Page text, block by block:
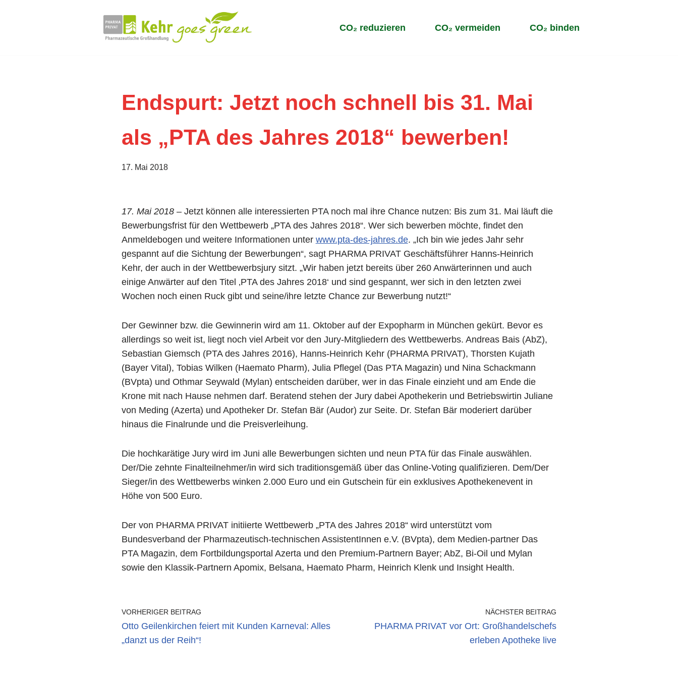
CO₂ reduzieren CO₂ vermeiden CO₂ binden
Endspurt: Jetzt noch schnell bis 31. Mai
als „PTA des Jahres 2018“ bewerben!
17. Mai 2018
17. Mai 2018 – Jetzt können alle interessierten PTA noch mal ihre Chance nutzen: Bis zum 31. Mai läuft die
Bewerbungsfrist für den Wettbewerb „PTA des Jahres 2018“. Wer sich bewerben möchte, findet den
Anmeldebogen und weitere Informationen unter www.pta-des-jahres.de. „Ich bin wie jedes Jahr sehr
gespannt auf die Sichtung der Bewerbungen“, sagt PHARMA PRIVAT Geschäftsführer Hanns-Heinrich
Kehr, der auch in der Wettbewerbsjury sitzt. „Wir haben jetzt bereits über 260 Anwärterinnen und auch
einige Anwärter auf den Titel ‚PTA des Jahres 2018‘ und sind gespannt, wer sich in den letzten zwei
Wochen noch einen Ruck gibt und seine/ihre letzte Chance zur Bewerbung nutzt!“
Der Gewinner bzw. die Gewinnerin wird am 11. Oktober auf der Expopharm in München gekürt. Bevor es
allerdings so weit ist, liegt noch viel Arbeit vor den Jury-Mitgliedern des Wettbewerbs. Andreas Bais (AbZ),
Sebastian Giemsch (PTA des Jahres 2016), Hanns-Heinrich Kehr (PHARMA PRIVAT), Thorsten Kujath
(Bayer Vital), Tobias Wilken (Haemato Pharm), Julia Pflegel (Das PTA Magazin) und Nina Schackmann
(BVpta) und Othmar Seywald (Mylan) entscheiden darüber, wer in das Finale einzieht und am Ende die
Krone mit nach Hause nehmen darf. Beratend stehen der Jury dabei Apothekerin und Betriebswirtin Juliane
von Meding (Azerta) und Apotheker Dr. Stefan Bär (Audor) zur Seite. Dr. Stefan Bär moderiert darüber
hinaus die Finalrunde und die Preisverleihung.
Die hochkarätige Jury wird im Juni alle Bewerbungen sichten und neun PTA für das Finale auswählen.
Der/Die zehnte Finalteilnehmer/in wird sich traditionsgemäß über das Online-Voting qualifizieren. Dem/Der
Sieger/in des Wettbewerbs winken 2.000 Euro und ein Gutschein für ein exklusives Apothekenevent in
Höhe von 500 Euro.
Der von PHARMA PRIVAT initiierte Wettbewerb „PTA des Jahres 2018“ wird unterstützt vom
Bundesverband der Pharmazeutisch-technischen AssistentInnen e.V. (BVpta), dem Medien-partner Das
PTA Magazin, dem Fortbildungsportal Azerta und den Premium-Partnern Bayer; AbZ, Bi-Oil und Mylan
sowie den Klassik-Partnern Apomix, Belsana, Haemato Pharm, Heinrich Klenk und Insight Health.
VORHERIGER BEITRAG
Otto Geilenkirchen feiert mit Kunden Karneval: Alles
„danzt us der Reih“!
NÄCHSTER BEITRAG
PHARMA PRIVAT vor Ort: Großhandelschefs
erleben Apotheke live